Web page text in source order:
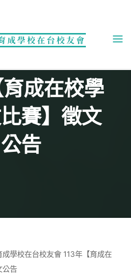
成學校在台校友會
育成在校學
賽】徵文
公告
學校在台校友會 113年【育成在
公告